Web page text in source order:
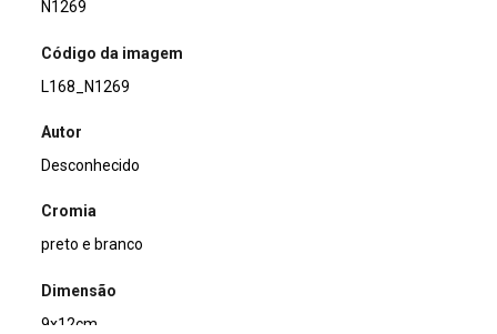
N1269
Código da imagem
L168_N1269
Autor
Desconhecido
Cromia
preto e branco
Dimensão
9x12cm